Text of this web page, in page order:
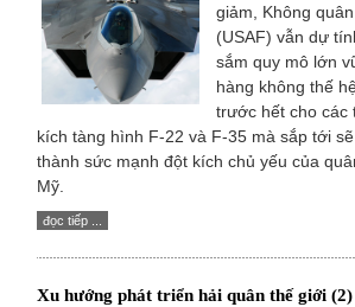
giảm, Không
(USAF) vẫn dự
sắm quy mô lớn
hàng không thế
trước hết cho các
kích tàng hình F-22 và F-35 mà sắp tới
thành sức mạnh đột kích chủ yếu của
Mỹ.
đọc tiếp ...
Xu hướng phát triển hải quân thế giới (2)